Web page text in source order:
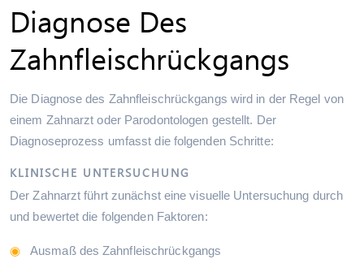
Diagnose Des
Zahnfleischrückgangs
Die Diagnose des Zahnfleischrückgangs wird in der Regel von
einem Zahnarzt oder Parodontologen gestellt. Der
Diagnoseprozess umfasst die folgenden Schritte:
KLINISCHE UNTERSUCHUNG
Der Zahnarzt führt zunächst eine visuelle Untersuchung durch
und bewertet die folgenden Faktoren:
Ausmaß des Zahnfleischrückgangs